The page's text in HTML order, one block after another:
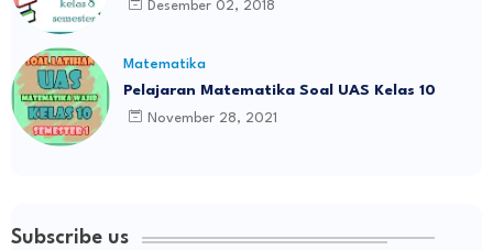
Desember 02, 2018
Matematika
Pelajaran Matematika Soal UAS Kelas 10
November 28, 2021
Subscribe us